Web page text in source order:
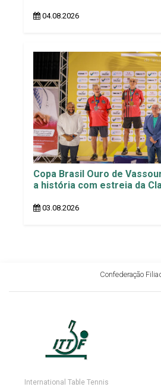
04.08.2026
Copa Brasil Ouro de
a história com estreia da
03.08.2026
Confederação
International Table Tennis